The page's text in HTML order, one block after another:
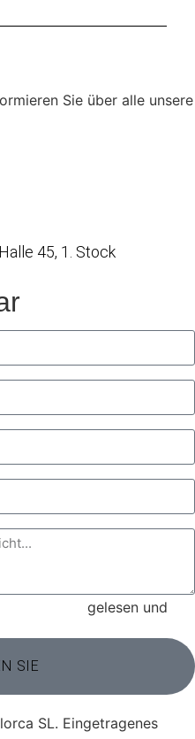
Sie über alle unsere
45, 1. Stock
gelesen und
SIE
SL. Eingetragenes